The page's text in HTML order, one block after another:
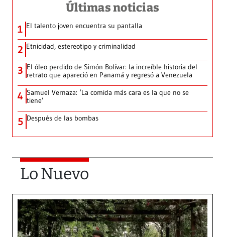
Últimas noticias
1 El talento joven encuentra su pantalla​
2 Etnicidad, estereotipo y criminalidad
3 El óleo perdido de Simón Bolívar: la increíble historia del
retrato que apareció en Panamá y regresó a Venezuela
4 Samuel Vernaza: ‘La comida más cara es la que no se
tiene’
5 Después de las bombas
Lo Nuevo